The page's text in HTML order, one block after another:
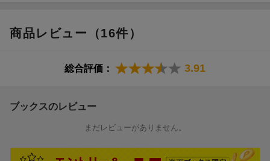
商品レビュー（16件）
総合評価： 3.91
ブックスのレビュー
まだレビューがありません。